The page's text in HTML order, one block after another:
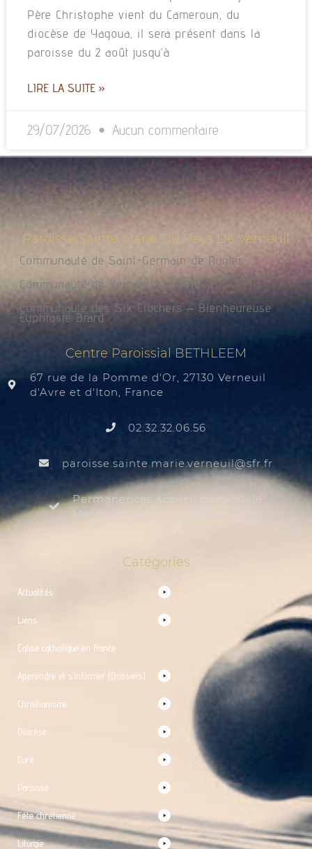
Père Christophe vient du Cameroun, du
diocèse de Yagoua, il sera présent dans la
paroisse du 2 août jusqu’à
LIRE LA SUITE »
29/07/2026 Aucun commentaire
Paroisse Sainte Marie Du Pays De Verneuil
Communauté de Saint-Germain de Rugles
Communauté de Verneuil sur Avre
Communauté des Six Clochers – Bienheureuse
Euphrasie Brard
Centre Paroissial BETHLEEM
67 rue de la Pomme d'Or, 27130 Verneuil
d'Avre et d'Iton, France
02.32.32.06.56
rf.rfs
@liuenrev.eiram.etnias.essiorap
Permanences accueil paroissiale
Mardi au samedi de 9:30 à 12:00
Catégories
Actualités
Liens
Église catholique en France
Apprendre et s’informer (Dossiers)
Christianisme
Diocèse
Curé
Paroisse
Fête chrétienne
Liturgie